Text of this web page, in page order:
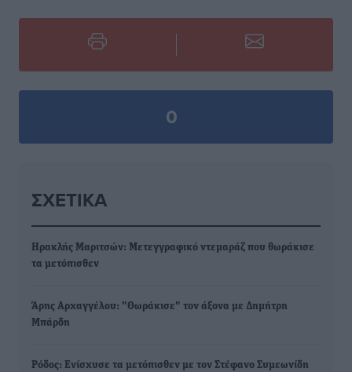
0
ΣΧΕΤΙΚΆ
Ηρακλής Μαριτσών: Μετεγγραφικό ντεμαράζ που θωράκισε
τα μετόπισθεν
Άρης Αρχαγγέλου: "Θωράκισε" τον άξονα με Δημήτρη
Μπάρδη
Ρόδος: Ενίσχυσε τα μετόπισθεν με τον Στέφανο Συμεωνίδη